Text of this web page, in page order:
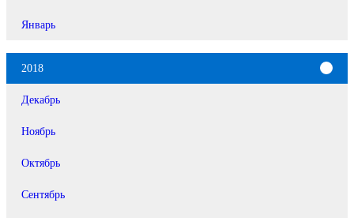
Январь
2018
Декабрь
Ноябрь
Октябрь
Сентябрь